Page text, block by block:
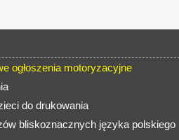
ogłoszenia motoryzacyjne
do drukowania
bliskoznacznych języka polskiego